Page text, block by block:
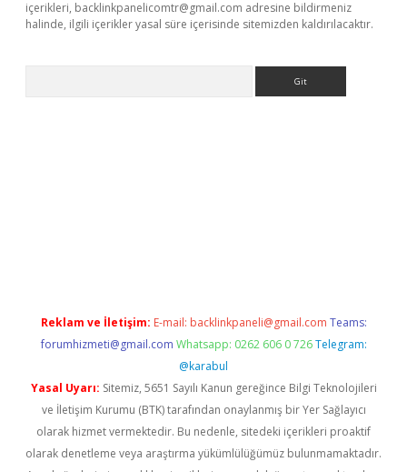
içerikleri, backlinkpanelicomtr@gmail.com adresine bildirmeniz
halinde, ilgili içerikler yasal süre içerisinde sitemizden kaldırılacaktır.
Reklam ve İletişim: E-mail: backlinkpaneli@gmail.com Teams:
forumhizmeti@gmail.com Whatsapp: 0262 606 0 726 Telegram:
@karabul
Yasal Uyarı: Sitemiz, 5651 Sayılı Kanun gereğince Bilgi Teknolojileri
ve İletişim Kurumu (BTK) tarafından onaylanmış bir Yer Sağlayıcı
olarak hizmet vermektedir. Bu nedenle, sitedeki içerikleri proaktif
olarak denetleme veya araştırma yükümlülüğümüz bulunmamaktadır.